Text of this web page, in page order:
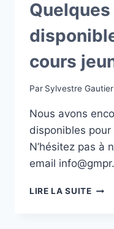
cours
Par Sylvestre Gautier
Nous avons
disponibles
N’hésitez pas à
email
LIRE LA SUITE